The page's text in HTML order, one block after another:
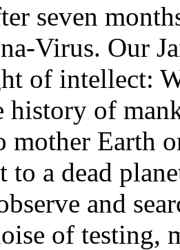
seven
Virus. Our
of intellect:
history of
mother Earth
to a dead
and
of testing,